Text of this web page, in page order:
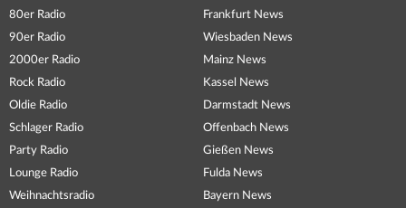
80er Radio
90er Radio
2000er Radio
Rock Radio
Oldie Radio
Schlager Radio
Party Radio
Lounge Radio
Weihnachtsradio
Frankfurt News
Wiesbaden News
Mainz News
Kassel News
Darmstadt News
Offenbach News
Gießen News
Fulda News
Bayern News